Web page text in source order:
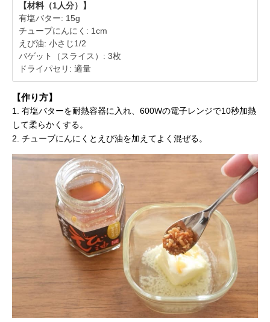
【材料（1人分）】
有塩バター: 15g
チューブにんにく: 1cm
えび油: 小さじ1/2
バゲット（スライス）: 3枚
ドライパセリ: 適量
【作り方】
1. 有塩バターを耐熱容器に入れ、600Wの電子レンジで10秒加熱
して柔らかくする。
2. チューブにんにくとえび油を加えてよく混ぜる。